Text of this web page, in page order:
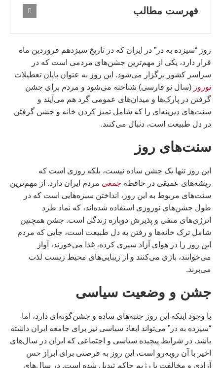
فهرست مطالب
روز “سیزده به در” در ایران که در تاریخ سیزدهم فروردین ماه
قرار دارد، یکی از مهم‌ترین جشن‌های مردمی است که در
سراسر کشور برگزار می‌شود. این روز به عنوان پایان تعطیلات
نوروز (سال نو فارسی) شناخته می‌شود و مردم برای جشن
گرفتن در پارک‌ها و میدان‌های عمومی گرد هم می‌آیند و
سنت‌های دیرینه‌ای را که شامل تمیز کردن خانه و جشن گرفتن
در دل طبیعت است، دنبال می‌کنند.
سنت‌های روز
این روز تنها یک جشن ساده نیست، بلکه روزی است که
ریشه‌های عمیقی در حافظه جمعی مردم ایران دارد. از مهم‌ترین
سنت‌های مربوط به این روز، انداختن سبزه‌هایی است که در
طول جشن‌های نوروزی استفاده شده‌اند، که نماد طرد
انرژی‌های منفی و پذیرش دوباره زندگی است. جشن همچنین
شامل ترک خانه‌ها و رفتن به دل طبیعت است، جایی که مردم
این روز را در هوای آزاد سپری کرده، غذا می‌خورند، آواز
می‌خوانند، بازی می‌کنند و از زیبایی‌های محیط زیست لذت
می‌برند.
جشن و وضعیت سیاسی
با وجود اینکه این روز جنبه‌های ساده و جشن‌گونه‌ای دارد، اما
“سیزده به در” می‌تواند ابعاد سیاسی نیز برای جامعه ایران داشته
باشد. در شرایط پیچیده سیاسی و اجتماعی که ایران در سال‌های
اخیر با آن روبه‌رو است، این روز به فرصتی برای ابراز حس
آزادی و مخالفت با رژیم حاکم تبدیل شده است. در سال‌های